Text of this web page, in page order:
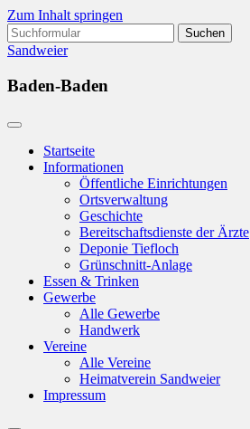
Zum Inhalt springen
Suchen
nach:
Sandweier
Baden-Baden
Startseite
Informationen
Öffentliche Einrichtungen
Ortsverwaltung
Geschichte
Bereitschaftsdienste der Ärzte
Deponie Tiefloch
Grünschnitt-Anlage
Essen & Trinken
Gewerbe
Alle Gewerbe
Handwerk
Vereine
Alle Vereine
Heimatverein Sandweier
Impressum